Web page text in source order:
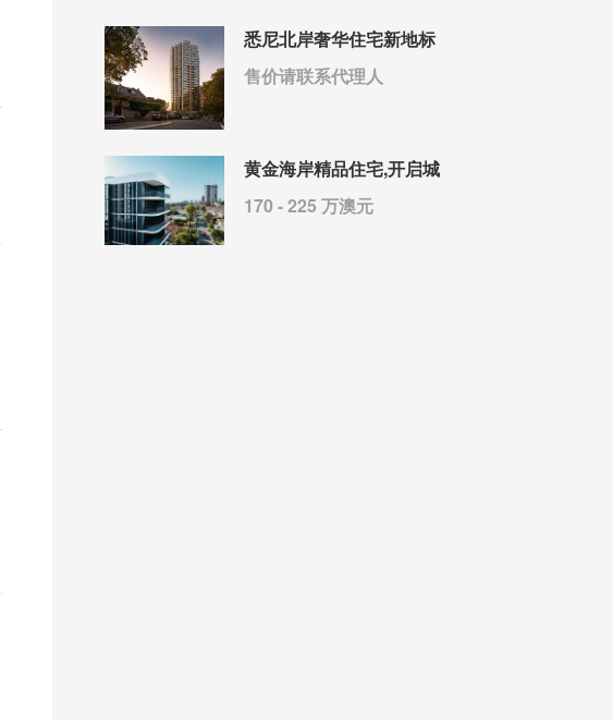
悉尼北岸奢华住宅新地标
售价请联系代理人
黄金海岸精品住宅,开启城
170 - 225 万澳元